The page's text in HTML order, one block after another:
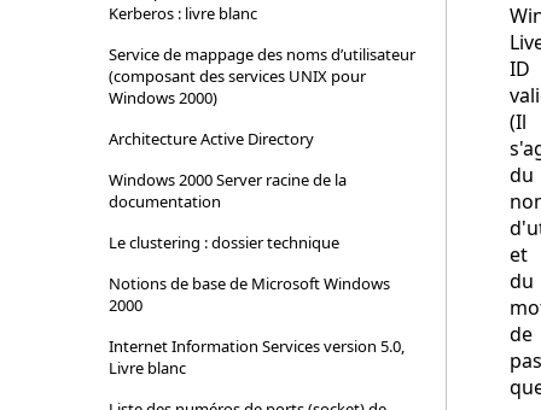
Kerberos : livre blanc
Service de mappage des noms d’utilisateur
(composant des services UNIX pour
Windows 2000)
Architecture Active Directory
Windows 2000 Server racine de la
documentation
Le clustering : dossier technique
Notions de base de Microsoft Windows
2000
Internet Information Services version 5.0,
Livre blanc
ID
(Il
du
et
du
de